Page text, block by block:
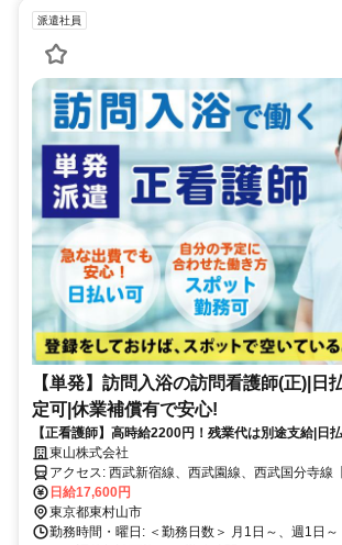
派遣社員
【単発】訪問入浴の訪問看護師(正)|日
定可|休業補償有で安心!
【正看護師】高時給2200円！残業代は別途支給|日
～の単発勤務OK|即日勤務可能|1日8hのスポットワ
(17954-39-9)
東山株式会社
アクセス: 西武新宿線、西武園線、西武国分寺線【東村山駅】西口か
ら徒歩9分
日給17,600円
東京都東村山市
勤務時間・曜日: ＜勤務日数＞ 月1日～、週1日